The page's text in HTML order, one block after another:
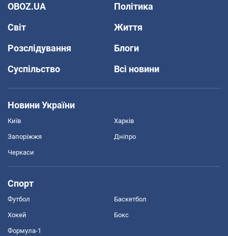
OBOZ.UA
Політика
Світ
Життя
Розслідування
Блоги
Суспільство
Всі новини
Новини України
Київ Харків
Запоріжжя Дніпро
Черкаси
Спорт
Футбол Баскетбол
Хокей Бокс
Формула-1